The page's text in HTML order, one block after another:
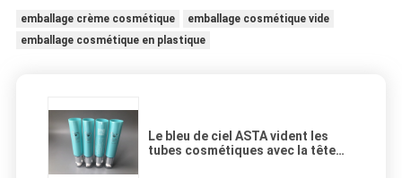
emballage crème cosmétique
emballage cosmétique vide
emballage cosmétique en plastique
Le bleu de ciel ASTA vident les
tubes cosmétiques avec la tête